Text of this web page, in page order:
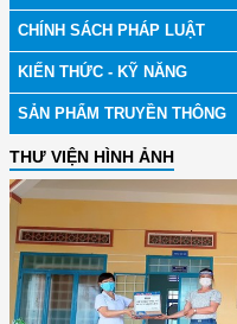
CHÍNH SÁCH PHÁP LUẬT
KIẾN THỨC - KỸ NĂNG
SẢN PHẨM TRUYỀN THÔNG
THƯ VIỆN HÌNH ẢNH